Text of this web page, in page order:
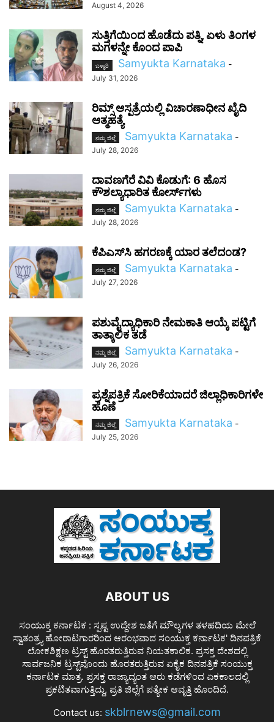
August 4, 2026
ಸುತ್ತಿಗೆಯಿಂದ ಹೊಡೆದು ಪತ್ನಿ, ಏಳು ತಿಂಗಳ
ಮಗಳನ್ನೇ ಕೊಂದ ಪಾಪಿ
ಬಳ್ಳಾರಿ Samyukta Karnataka -
July 31, 2026
ರಿಮ್ಸ್ ಆಸ್ಪತ್ರೆಯಲ್ಲಿ ವಿಚಾರಣಾಧೀನ ಖೈದಿ
ಆತ್ಮಹತ್ಯೆ
ನಮ್ಮ ಜಿಲ್ಲೆ Samyukta Karnataka -
July 28, 2026
ದಾವಣಗೆರೆ ವಿವಿ ಕೊಡುಗೆ: 6 ಹೊಸ
ಕೌಶಲ್ಯಾಧಾರಿತ ಕೋರ್ಸ್‌ಗಳು
ನಮ್ಮ ಜಿಲ್ಲೆ Samyukta Karnataka -
July 28, 2026
ಕೆಪಿಎಸ್‌ಸಿ ಹಗರಣಕ್ಕೆ ಯಾರ ತಲೆದಂಡ?
ನಮ್ಮ ಜಿಲ್ಲೆ Samyukta Karnataka -
July 27, 2026
ಪಶುವೈದ್ಯಾಧಿಕಾರಿ ನೇಮಕಾತಿ ಆಯ್ಕೆ ಪಟ್ಟಿಗೆ
ತಾತ್ಕಾಲಿಕ ತಡೆ
ನಮ್ಮ ಜಿಲ್ಲೆ Samyukta Karnataka -
July 26, 2026
ಪ್ರಶ್ನೆಪತ್ರಿಕೆ ಸೋರಿಕೆಯಾದರೆ ಜಿಲ್ಲಾಧಿಕಾರಿಗಳೇ
ಹೊಣೆ
ನಮ್ಮ ಜಿಲ್ಲೆ Samyukta Karnataka -
July 25, 2026
ABOUT US
ಸಂಯುಕ್ತ ಕರ್ನಾಟಕ : ಸ್ಪಷ್ಟ ಉದ್ದೇಶ ಜತೆಗೆ ಮೌಲ್ಯಗಳ ತಳಹದಿಯ ಮೇಲೆ
ಸ್ವಾತಂತ್ರ್ಯ ಹೋರಾಟಗಾರರಿಂದ ಆರಂಭವಾದ ಸಂಯುಕ್ತ ಕರ್ನಾಟಕ' ದಿನಪತ್ರಿಕೆ
ಲೋಕಶಿಕ್ಷಣ ಟ್ರಸ್ಟ್ ಹೊರತರುತ್ತಿರುವ ನಿಯತಕಾಲಿಕ. ಪ್ರಸಕ್ತ ದೇಶದಲ್ಲಿ
ಸಾರ್ವಜನಿಕ ಟ್ರಸ್ಟ್‌ವೊಂದು ಹೊರತರುತ್ತಿರುವ ಏಕೈಕ ದಿನಪತ್ರಿಕೆ ಸಂಯುಕ್ತ
ಕರ್ನಾಟಕ ಮಾತ್ರ. ಪ್ರಸಕ್ತ ರಾಜ್ಯಾದ್ಯಂತ ಆರು ಕಡೆಗಳಿಂದ ಏಕಕಾಲದಲ್ಲಿ
ಪ್ರಕಟಿತವಾಗುತ್ತಿದ್ದು, ಪ್ರತಿ ಜಿಲ್ಲೆಗೆ ಪತ್ಯೇಕ ಆವೃತ್ತಿ ಹೊಂದಿದೆ.
Contact us: skblrnews@gmail.com